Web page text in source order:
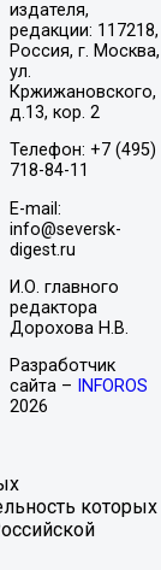
издателя,
редакции: 117218,
Россия, г. Москва,
ул.
Кржижановского,
д.13, кор. 2
Телефон: +7 (495)
718-84-11
E-mail:
info@seversk-
digest.ru
И.О. главного
редактора
Дорохова Н.В.
Разработчик
сайта –
INFOROS
2026
которых